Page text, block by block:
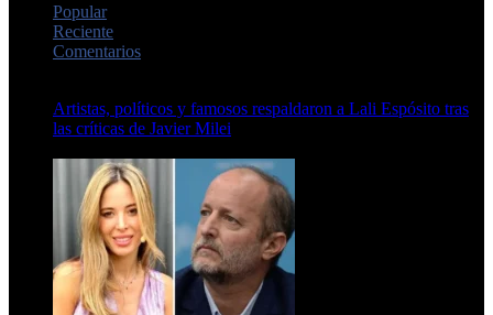
Popular
Reciente
Comentarios
Artistas, políticos y famosos respaldaron a Lali Espósito tras
las críticas de Javier Milei